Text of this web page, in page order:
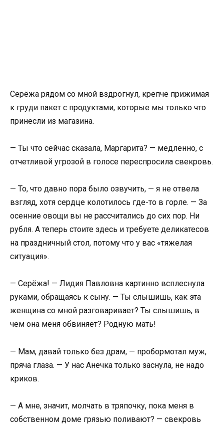
Серёжа рядом со мной вздрогнул, крепче прижимая
к груди пакет с продуктами, которые мы только что
принесли из магазина.
— Ты что сейчас сказала, Маргарита? — медленно, с
отчетливой угрозой в голосе переспросила свекровь.
— То, что давно пора было озвучить, — я не отвела
взгляд, хотя сердце колотилось где-то в горле. — За
осенние овощи вы не рассчитались до сих пор. Ни
рубля. А теперь стоите здесь и требуете деликатесов
на праздничный стол, потому что у вас «тяжелая
ситуация».
— Серёжа! — Лидия Павловна картинно всплеснула
руками, обращаясь к сыну. — Ты слышишь, как эта
женщина со мной разговаривает? Ты слышишь, в
чем она меня обвиняет? Родную мать!
— Мам, давай только без драм, — пробормотал муж,
пряча глаза. — У нас Анечка только заснула, не надо
криков.
— А мне, значит, молчать в тряпочку, пока меня в
собственном доме грязью поливают? — свекровь